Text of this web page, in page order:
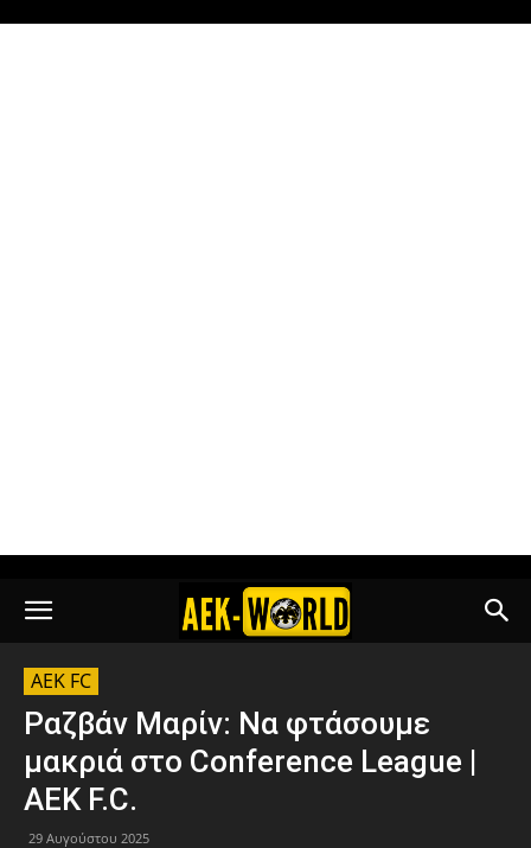
AEK FC
Ραζβάν Μαρίν: Να φτάσουμε
μακριά στο Conference League |
AEK F.C.
29 Αυγούστου 2025